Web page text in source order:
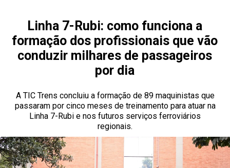
Linha 7-Rubi: como funciona a
formação dos profissionais que vão
conduzir milhares de passageiros
por dia
A TIC Trens concluiu a formação de 89 maquinistas que
passaram por cinco meses de treinamento para atuar na
Linha 7-Rubi e nos futuros serviços ferroviários
regionais.